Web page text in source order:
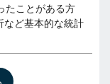
たことがある方
など基本的な統計